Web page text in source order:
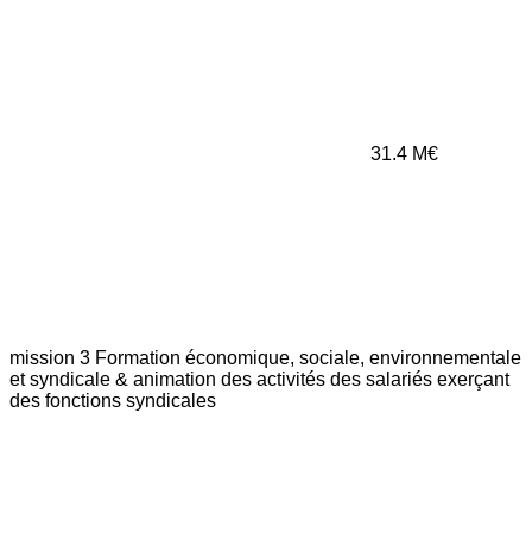
31.4 M€
mission 3 Formation économique, sociale, environnementale
et syndicale & animation des activités des salariés exerçant
des fonctions syndicales